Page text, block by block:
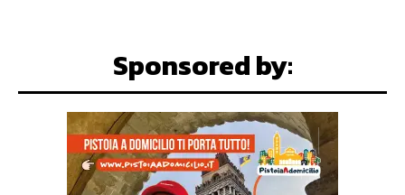
Sponsored by: